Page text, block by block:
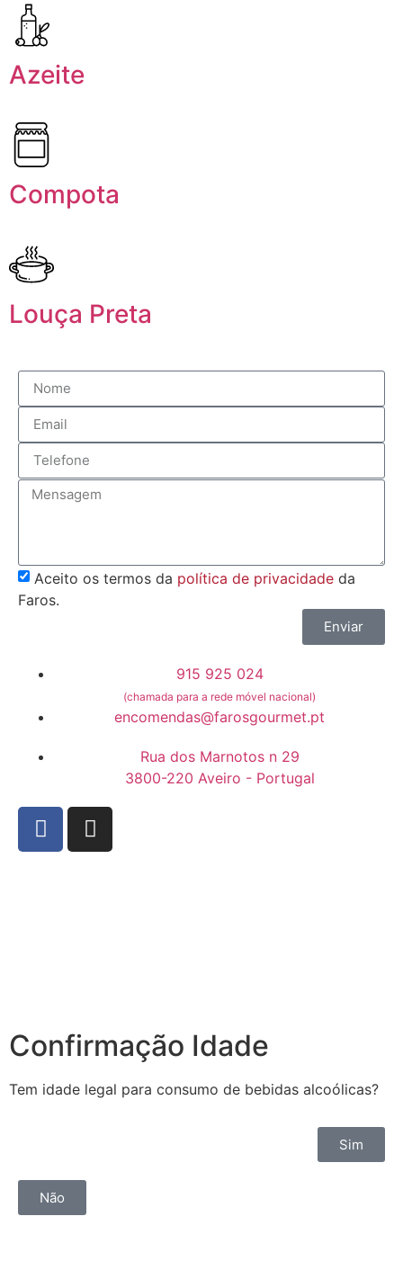
Azeite
Compota
Louça Preta
Aceito os termos da política de privacidade da
Faros.
Enviar
915 925 024
(chamada para a rede móvel nacional)
encomendas@farosgourmet.pt
Rua dos Marnotos n 29
3800-220 Aveiro - Portugal
Confirmação Idade
Tem idade legal para consumo de bebidas alcoólicas?
Sim
Não